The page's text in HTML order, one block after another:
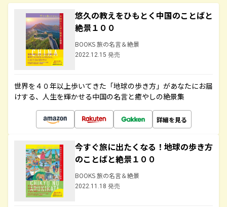
悠久の教えをひもとく中国のことばと
絶景１００
BOOKS 旅の名言＆絶景
2022.12.15 発売
世界を４０年以上歩いてきた「地球の歩き方」があなたにお届
けする、人生を輝かせる中国の名言と癒やしの絶景集
詳細を見る
今すぐ旅に出たくなる！地球の歩き方
のことばと絶景１００
BOOKS 旅の名言＆絶景
2022.11.18 発売